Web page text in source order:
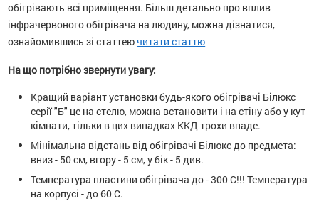
обігрівають всі приміщення. Більш детально про вплив
інфрачервоного обігрівача на людину, можна дізнатися,
ознайомившись зі статтеючитати статтю
На що потрібно звернути увагу:
Кращий варіант установки будь-якого обігрівачі Білюкс
серії "Б" це на стелю, можна встановити і на стіну або у кут
кімнати, тільки в цих випадках ККД трохи впаде.
Мінімальна відстань від обігрівачі Білюкс до предмета:
вниз - 50 см, вгору - 5 см, у бік - 5 див.
Температура пластини обігрівача до - 300 С!!! Температура
на корпусі - до 60 С.